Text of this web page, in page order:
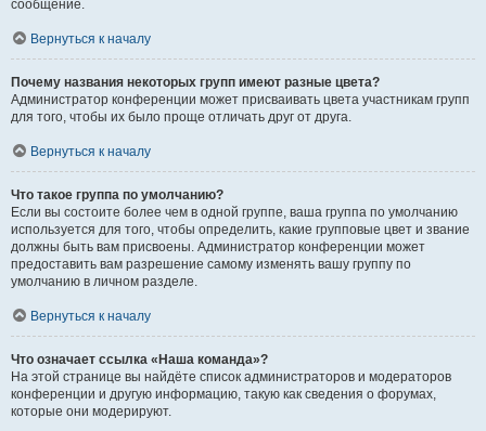
сообщение.
Вернуться к началу
Почему названия некоторых групп имеют разные цвета?
Администратор конференции может присваивать цвета участникам групп
для того, чтобы их было проще отличать друг от друга.
Вернуться к началу
Что такое группа по умолчанию?
Если вы состоите более чем в одной группе, ваша группа по умолчанию
используется для того, чтобы определить, какие групповые цвет и звание
должны быть вам присвоены. Администратор конференции может
предоставить вам разрешение самому изменять вашу группу по
умолчанию в личном разделе.
Вернуться к началу
Что означает ссылка «Наша команда»?
На этой странице вы найдёте список администраторов и модераторов
конференции и другую информацию, такую как сведения о форумах,
которые они модерируют.